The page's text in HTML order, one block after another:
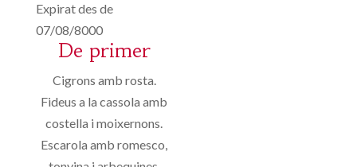
Expirat des de
07/08/8000
De primer
Cigrons amb rosta.
Fideus a la cassola amb
costella i moixernons.
Escarola amb romesco,